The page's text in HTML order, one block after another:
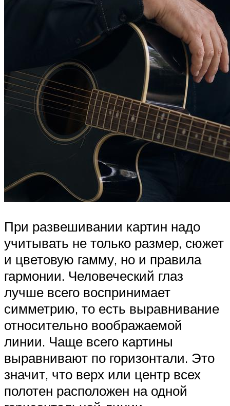
При развешивании картин надо
учитывать не только размер, сюжет
и цветовую гамму, но и правила
гармонии. Человеческий глаз
лучше всего воспринимает
симметрию, то есть выравнивание
относительно воображаемой
линии. Чаще всего картины
выравнивают по горизонтали. Это
значит, что верх или центр всех
полотен расположен на одной